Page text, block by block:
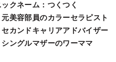
ックネーム ：つくつく
元美容部員のカラーセラピスト
セカンドキャリアアドバイザー
シングルマザーのワーママ